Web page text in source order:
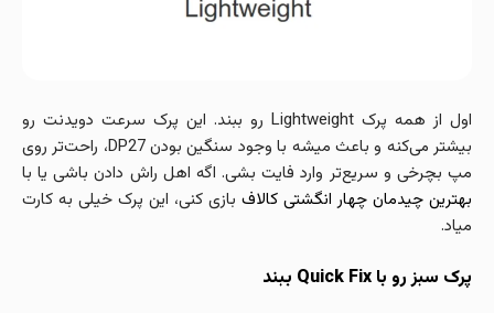
اول از همه پرک Lightweight رو ببند. این پرک سرعت دویدنت رو
بیشتر می‌کنه و باعث میشه با وجود سنگین بودن DP27، راحت‌تر روی
مپ بچرخی و سریع‌تر وارد فایت بشی. اگه اهل راش دادن باشی یا با
بهترین چیدمان چهار انگشتی کالاف بازی کنی، این پرک خیلی به کارت
میاد.
پرک سبز رو با Quick Fix ببند